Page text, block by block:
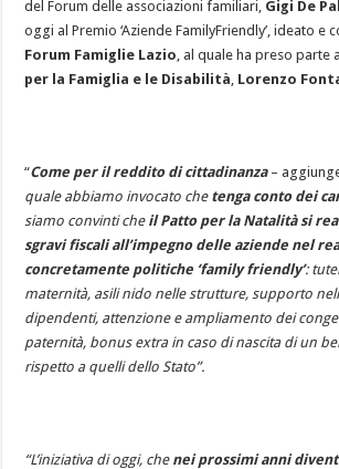
del Forum delle associazioni familiari, Gigi De
oggi al Premio ‘Aziende FamilyFriendly’, ideato e
Forum Famiglie Lazio , al quale ha preso parte
per la Famiglia e le Disabilità Lorenzo
“Come per il reddito di cittadinanza–
quale abbiamo invocato che tenga conto dei
siamo convinti che il Patto per la Natalità si
sgravi fiscali all’impegno delle aziende nel
concretamente politiche ‘family friendly’:
maternità, asili nido nelle strutture, supporto
dipendenti, attenzione e ampliamento dei
paternità, bonus extra in caso di nascita di un
rispetto a quelli dello Stato”.
“L’iniziativa di oggi, che nei prossimi anni